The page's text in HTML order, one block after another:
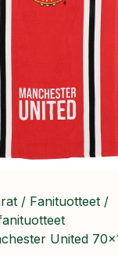
/ Fanituotteet /
United